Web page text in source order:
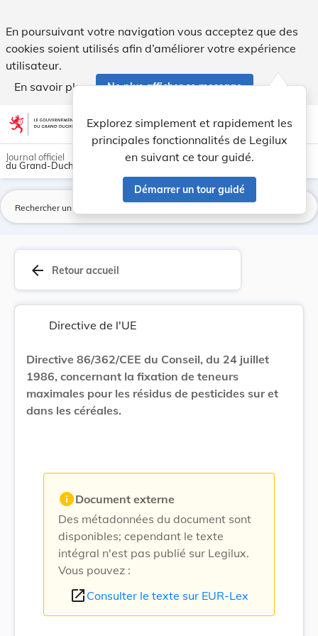
En poursuivant votre navigation vous acceptez que des
cookies soient utilisés afin d’améliorer votre expérience
utilisateur.
En savoir plus
Ne plus afficher ce message
Aller au contenu account_circle help Aide
Explorez simplement et rapidement les
principales fonctionnalités de Legilux
en suivant ce tour guidé.
Démarrer un tour guidé
light_mode dark_mode
Journal officiel
du Grand-Duché de Luxembourg
arrow_back Retour accueil
Directive de l'UE
Directive 86/362/CEE du Conseil, du 24 juillet
1986, concernant la fixation de teneurs
maximales pour les résidus de pesticides sur et
dans les céréales.
infoDocument externe
Des métadonnées du document sont
disponibles; cependant le texte
intégral n'est pas publié sur Legilux.
Vous pouvez :
open_in_new Consulter le texte sur EUR-Lex